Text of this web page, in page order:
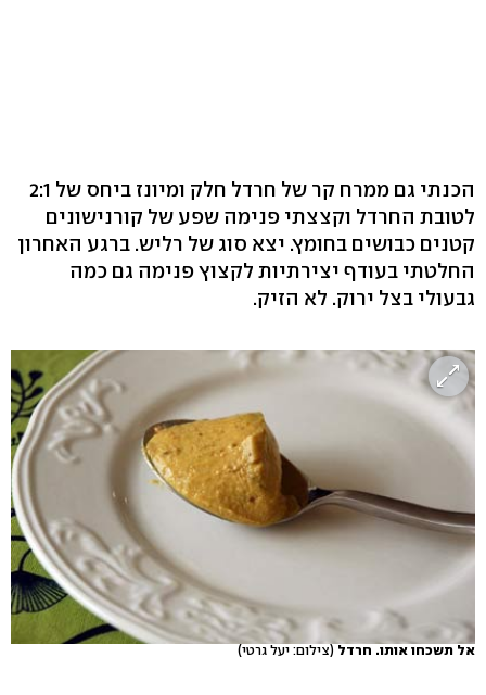
הכנתי גם ממרח קר של חרדל חלק ומיונז ביחס של 2:1
לטובת החרדל וקצצתי פנימה שפע של קורנישונים
קטנים כבושים בחומץ. יצא סוג של רליש. ברגע האחרון
החלטתי בעודף יצירתיות לקצוץ פנימה גם כמה
גבעולי בצל ירוק. לא הזיק.
אל תשכחו אותו. חרדל (צילום: יעל גרטי)